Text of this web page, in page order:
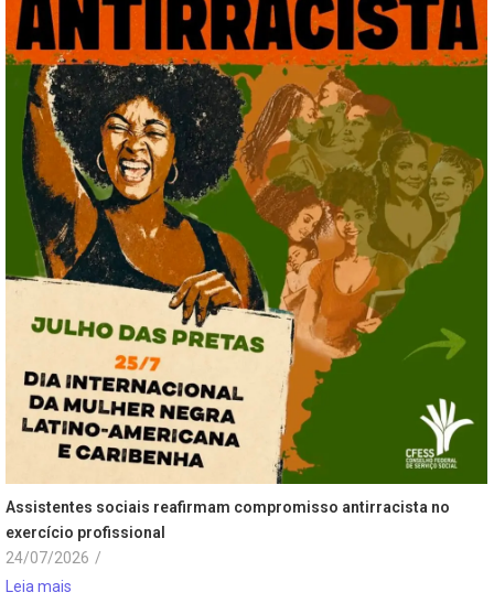
Assistentes sociais reafirmam compromisso antirracista no
exercício profissional
24/07/2026 /
Leia mais